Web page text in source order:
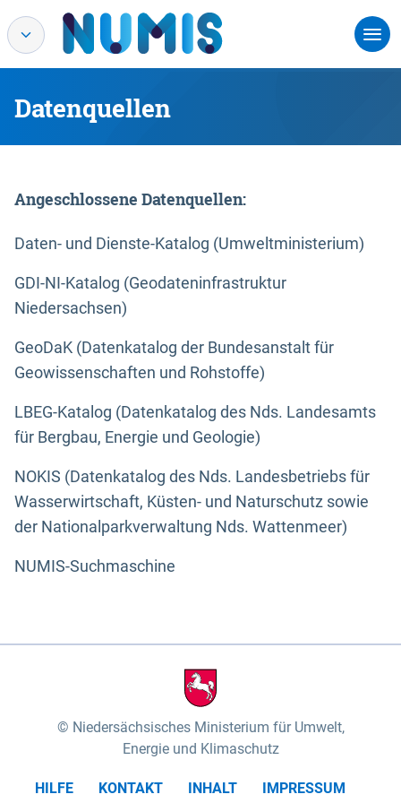
Datenquellen
Angeschlossene Datenquellen:
Daten- und Dienste-Katalog (Umweltministerium)
GDI-NI-Katalog (Geodateninfrastruktur
Niedersachsen)
GeoDaK (Datenkatalog der Bundesanstalt für
Geowissenschaften und Rohstoffe)
LBEG-Katalog (Datenkatalog des Nds. Landesamts
für Bergbau, Energie und Geologie)
NOKIS (Datenkatalog des Nds. Landesbetriebs für
Wasserwirtschaft, Küsten- und Naturschutz sowie
der Nationalparkverwaltung Nds. Wattenmeer)
NUMIS-Suchmaschine
Niedersächsisches Ministerium für Umwelt,
Energie und Klimaschutz
HILFE KONTAKT INHALT
IMPRESSUM